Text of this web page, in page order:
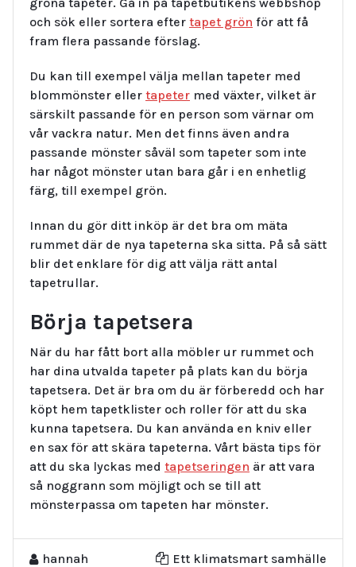
och sök eller sortera efter tapet grön för att få
fram flera passande förslag.
Du kan till exempel välja mellan tapeter med
blommönster eller tapeter med växter, vilket är
särskilt passande för en person som värnar om
vår vackra natur. Men det finns även andra
passande mönster såväl som tapeter som inte
har något mönster utan bara går i en enhetlig
färg, till exempel grön.
Innan du gör ditt inköp är det bra om mäta
rummet där de nya tapeterna ska sitta. På så sätt
blir det enklare för dig att välja rätt antal
tapetrullar.
Börja tapetsera
När du har fått bort alla möbler ur rummet och
har dina utvalda tapeter på plats kan du börja
tapetsera. Det är bra om du är förberedd och har
köpt hem tapetklister och roller för att du ska
kunna tapetsera. Du kan använda en kniv eller
en sax för att skära tapeterna. Vårt bästa tips för
att du ska lyckas med tapetseringen är att vara
så noggrann som möjligt och se till att
mönsterpassa om tapeten har mönster.
hannah Ett klimatsmart samhälle